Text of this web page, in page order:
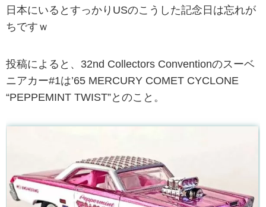
日本にいるとすっかりUSのこうした記念日は忘れが
ちですｗ
投稿によると、32nd Collectors Conventionのスーベ
ニアカー#1は’65 MERCURY COMET CYCLONE
“PEPPEMINT TWIST”とのこと。